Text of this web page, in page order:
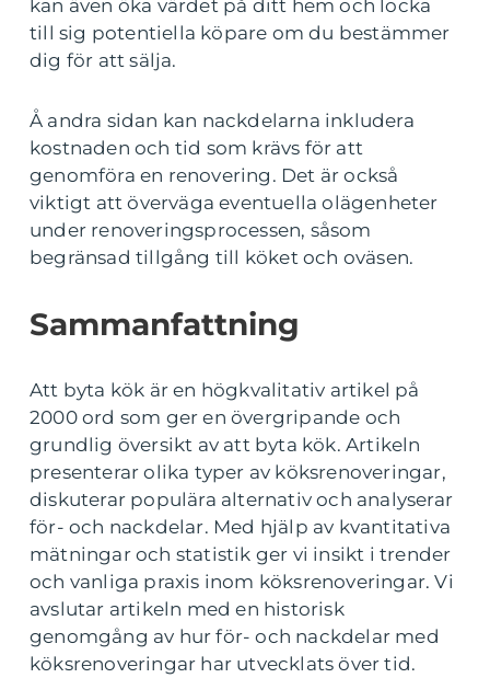
kan även öka värdet på ditt hem och locka
till sig potentiella köpare om du bestämmer
dig för att sälja.
Å andra sidan kan nackdelarna inkludera
kostnaden och tid som krävs för att
genomföra en renovering. Det är också
viktigt att överväga eventuella olägenheter
under renoveringsprocessen, såsom
begränsad tillgång till köket och oväsen.
Sammanfattning
Att byta kök är en högkvalitativ artikel på
2000 ord som ger en övergripande och
grundlig översikt av att byta kök. Artikeln
presenterar olika typer av köksrenoveringar,
diskuterar populära alternativ och analyserar
för- och nackdelar. Med hjälp av kvantitativa
mätningar och statistik ger vi insikt i trender
och vanliga praxis inom köksrenoveringar. Vi
avslutar artikeln med en historisk
genomgång av hur för- och nackdelar med
köksrenoveringar har utvecklats över tid.